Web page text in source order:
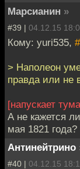
Марсианин »
#39 | 04.12.15
Кому: yuri535,
> Наполеон
правда или не
[напускает
А не кажется
мая 1821 года?
Антинейтрино
#40 | 04.12.15